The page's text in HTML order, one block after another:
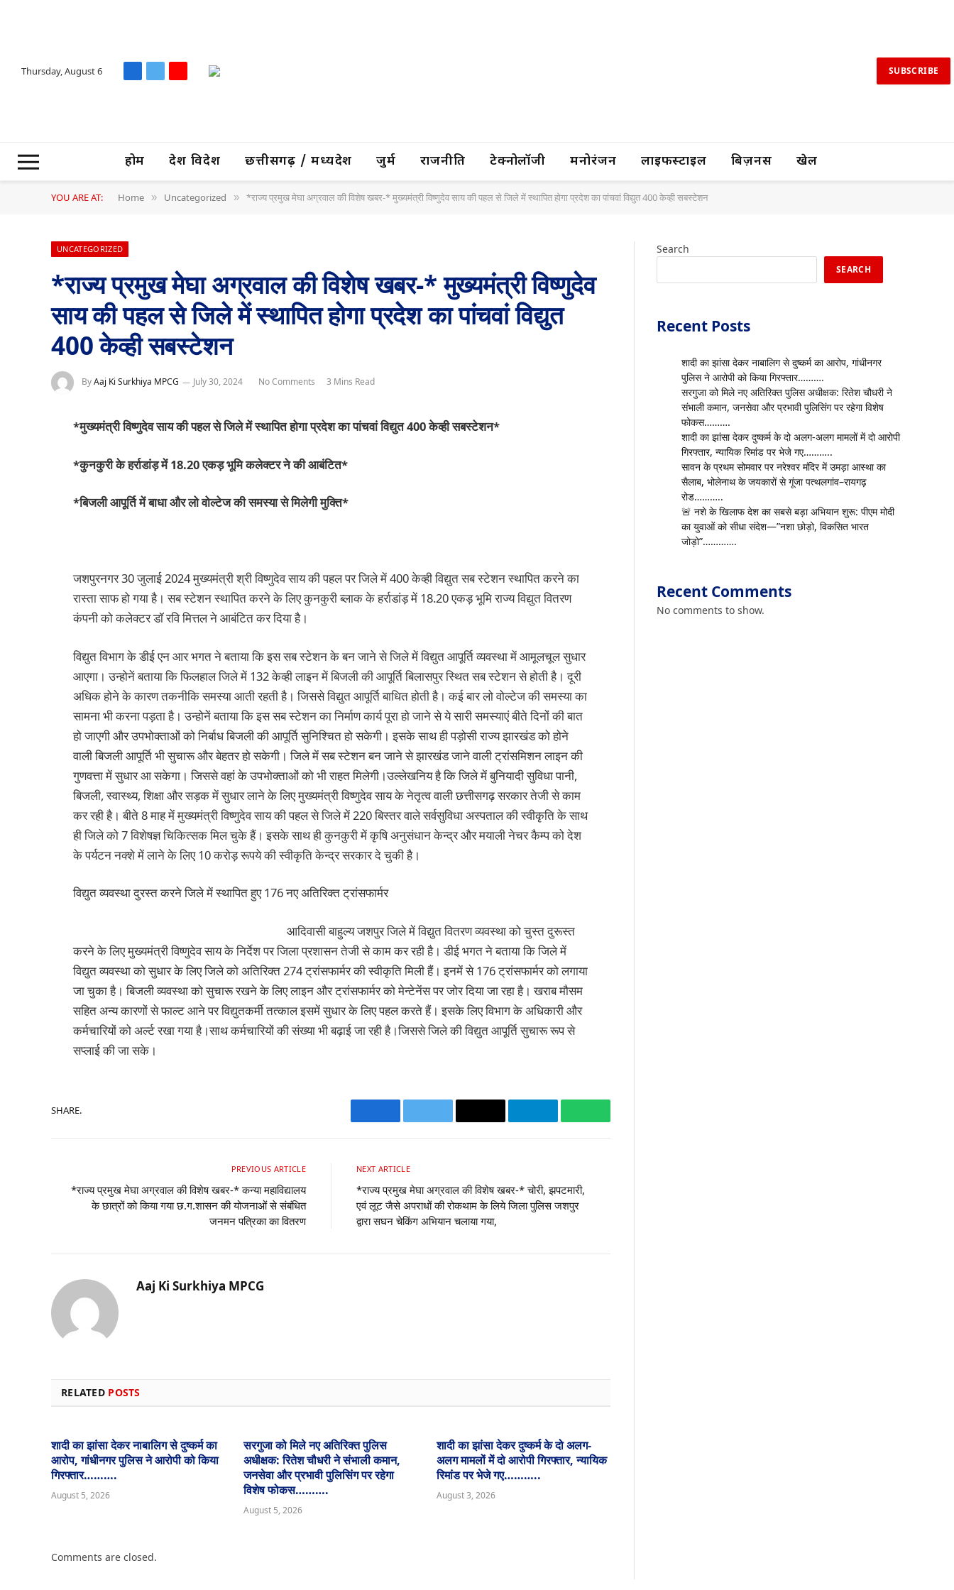
Thursday, August 6 Facebook
X
YouTube SUBSCRIBE
होम देश विदेश छत्तीसगढ़ / मध्यप्रदेश जुर्म राजनीति टेक्नोलॉजी मनोरंजन लाइफस्टाइल बिज़नस खेल
YOU ARE AT: Home » Uncategorized » *राज्य प्रमुख मेघा अग्रवाल की विशेष खबर-* मुख्यमंत्री विष्णुदेव साय की पहल से जिले में स्थापित होगा प्रदेश का पांचवां विद्युत 400 केव्ही सबस्टेशन
UNCATEGORIZED
*राज्य प्रमुख मेघा अग्रवाल की विशेष खबर-* मुख्यमंत्री विष्णुदेव
साय की पहल से जिले में स्थापित होगा प्रदेश का पांचवां विद्युत
400 केव्ही सबस्टेशन
ByAaj Ki Surkhiya MPCG July 30, 2024 No Comments 3 Mins Read
*मुख्यमंत्री विष्णुदेव साय की पहल से जिले में स्थापित होगा प्रदेश का पांचवां विद्युत 400 केव्ही सबस्टेशन*
*कुनकुरी के हर्राडांड़ में 18.20 एकड़ भूमि कलेक्टर ने की आबंटित*
*बिजली आपूर्ति में बाधा और लो वोल्टेज की समस्या से मिलेगी मुक्ति*
जशपुरनगर 30 जुलाई 2024 मुख्यमंत्री श्री विष्णुदेव साय की पहल पर जिले में 400 केव्ही विद्युत सब स्टेशन स्थापित करने का
रास्ता साफ हो गया है। सब स्टेशन स्थापित करने के लिए कुनकुरी ब्लाक के हर्राडांड़ में 18.20 एकड़ भूमि राज्य विद्युत वितरण
कंपनी को कलेक्टर डॉ रवि मित्तल ने आबंटित कर दिया है।
विद्युत विभाग के डीई एन आर भगत ने बताया कि इस सब स्टेशन के बन जाने से जिले में विद्युत आपूर्ति व्यवस्था में आमूलचूल सुधार
आएगा। उन्होनें बताया कि फिलहाल जिले में 132 केव्ही लाइन में बिजली की आपूर्ति बिलासपुर स्थित सब स्टेशन से होती है। दूरी
अधिक होने के कारण तकनीकि समस्या आती रहती है। जिससे विद्युत आपूर्ति बाधित होती है। कई बार लो वोल्टेज की समस्या का
सामना भी करना पड़ता है। उन्होनें बताया कि इस सब स्टेशन का निर्माण कार्य पूरा हो जाने से ये सारी समस्याएं बीते दिनों की बात
हो जाएगी और उपभोक्ताओं को निर्बाध बिजली की आपूर्ति सुनिश्चित हो सकेगी। इसके साथ ही पड़ोसी राज्य झारखंड को होने
वाली बिजली आपूर्ति भी सुचारू और बेहतर हो सकेगी। जिले में सब स्टेशन बन जाने से झारखंड जाने वाली ट्रांसमिशन लाइन की
गुणवत्ता में सुधार आ सकेगा। जिससे वहां के उपभोक्ताओं को भी राहत मिलेगी।उल्लेखनिय है कि जिले में बुनियादी सुविधा पानी,
बिजली, स्वास्थ्य, शिक्षा और सड़क में सुधार लाने के लिए मुख्यमंत्री विष्णुदेव साय के नेतृत्व वाली छत्तीसगढ़ सरकार तेजी से काम
कर रही है। बीते 8 माह में मुख्यमंत्री विष्णुदेव साय की पहल से जिले में 220 बिस्तर वाले सर्वसुविधा अस्पताल की स्वीकृति के साथ
ही जिले को 7 विशेषज्ञ चिकित्सक मिल चुके हैं। इसके साथ ही कुनकुरी में कृषि अनुसंधान केन्द्र और मयाली नेचर कैम्प को देश
के पर्यटन नक्शे में लाने के लिए 10 करोड़ रूपये की स्वीकृति केन्द्र सरकार दे चुकी है।
विद्युत व्यवस्था दुरस्त करने जिले में स्थापित हुए 176 नए अतिरिक्त ट्रांसफार्मर
आदिवासी बाहुल्य जशपुर जिले में विद्युत वितरण व्यवस्था को चुस्त दुरूस्त
करने के लिए मुख्यमंत्री विष्णुदेव साय के निर्देश पर जिला प्रशासन तेजी से काम कर रही है। डीई भगत ने बताया कि जिले में
विद्युत व्यवस्था को सुधार के लिए जिले को अतिरिक्त 274 ट्रांसफार्मर की स्वीकृति मिली हैं। इनमें से 176 ट्रांसफार्मर को लगाया
जा चुका है। बिजली व्यवस्था को सुचारू रखने के लिए लाइन और ट्रांसफार्मर को मेन्टेनेंस पर जोर दिया जा रहा है। खराब मौसम
सहित अन्य कारणों से फाल्ट आने पर विद्युतकर्मी तत्काल इसमें सुधार के लिए पहल करते हैं। इसके लिए विभाग के अधिकारी और
कर्मचारियों को अर्ल्ट रखा गया है।साथ कर्मचारियों की संख्या भी बढ़ाई जा रही है।जिससे जिले की विद्युत आपूर्ति सुचारू रूप से
सप्लाई की जा सके।
SHARE.
FacebookTwitter Email TelegramWhatsApp
PREVIOUS ARTICLE
*राज्य प्रमुख मेघा अग्रवाल की विशेष खबर-* कन्या महाविद्यालय
के छात्रों को किया गया छ.ग.शासन की योजनाओं से संबंधित
जनमन पत्रिका का वितरण
NEXT ARTICLE
*राज्य प्रमुख मेघा अग्रवाल की विशेष खबर-* चोरी, झपटमारी,
एवं लूट जैसे अपराधों की रोकथाम के लिये जिला पुलिस जशपुर
द्वारा सघन चेकिंग अभियान चलाया गया,
Aaj Ki Surkhiya MPCG
RELATED POSTS
शादी का झांसा देकर नाबालिग से दुष्कर्म का
आरोप, गांधीनगर पुलिस ने आरोपी को किया
गिरफ्तार……….
August 5, 2026
सरगुजा को मिले नए अतिरिक्त पुलिस
अधीक्षक: रितेश चौधरी ने संभाली कमान,
जनसेवा और प्रभावी पुलिसिंग पर रहेगा
विशेष फोकस……….
August 5, 2026
शादी का झांसा देकर दुष्कर्म के दो अलग-
अलग मामलों में दो आरोपी गिरफ्तार, न्यायिक
रिमांड पर भेजे गए………..
August 3, 2026
Comments are closed.
Search
SEARCH
Recent Posts
शादी का झांसा देकर नाबालिग से दुष्कर्म का आरोप, गांधीनगर
पुलिस ने आरोपी को किया गिरफ्तार……….
सरगुजा को मिले नए अतिरिक्त पुलिस अधीक्षक: रितेश चौधरी ने
संभाली कमान, जनसेवा और प्रभावी पुलिसिंग पर रहेगा विशेष
फोकस……….
शादी का झांसा देकर दुष्कर्म के दो अलग-अलग मामलों में दो आरोपी
गिरफ्तार, न्यायिक रिमांड पर भेजे गए………..
सावन के प्रथम सोमवार पर नरेश्वर मंदिर में उमड़ा आस्था का
सैलाब, भोलेनाथ के जयकारों से गूंजा पत्थलगांव–रायगढ़
रोड………..
🚨 नशे के खिलाफ देश का सबसे बड़ा अभियान शुरू: पीएम मोदी
का युवाओं को सीधा संदेश—”नशा छोड़ो, विकसित भारत
जोड़ो”………….
Recent Comments
No comments to show.